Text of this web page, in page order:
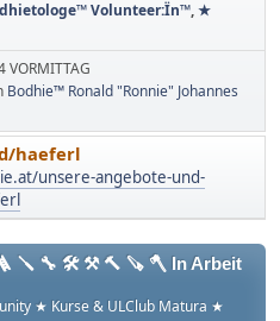
Volunteer:Ïn™,★
VORMITTAG
Bodhie™ Ronald "Ronnie" Johannes
haeferl
unsere-angebote-und-
🔧 🛠 ⚒ 🔨 🪚 🪓 In Arbeit
★ Kurse & ULClub Matura ★